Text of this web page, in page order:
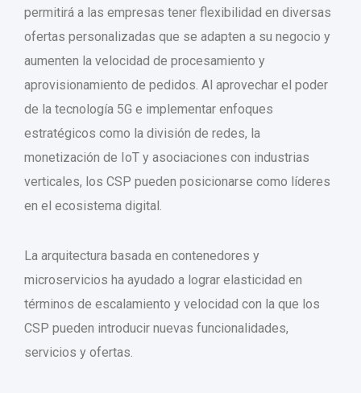
permitirá a las empresas tener flexibilidad en diversas
ofertas personalizadas que se adapten a su negocio y
aumenten la velocidad de procesamiento y
aprovisionamiento de pedidos. Al aprovechar el poder
de la tecnología 5G e implementar enfoques
estratégicos como la división de redes, la
monetización de IoT y asociaciones con industrias
verticales, los CSP pueden posicionarse como líderes
en el ecosistema digital.
La arquitectura basada en contenedores y
microservicios ha ayudado a lograr elasticidad en
términos de escalamiento y velocidad con la que los
CSP pueden introducir nuevas funcionalidades,
servicios y ofertas.